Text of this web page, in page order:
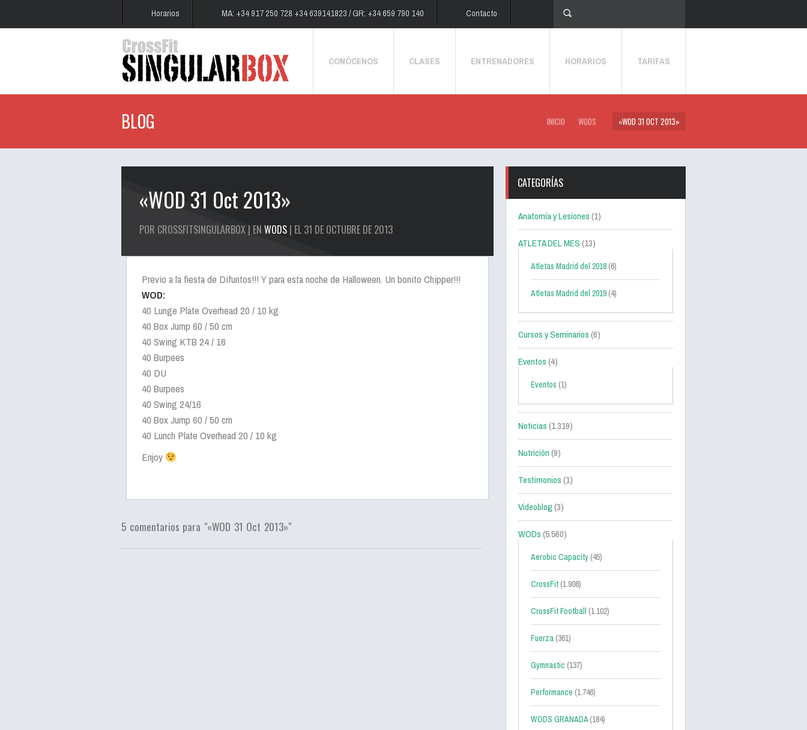
Horarios MA: +34 917 250 728 +34 639141823 / GR: +34 659 790 140 Contacto
CONÓCENOS CLASES ENTRENADORES HORARIOS TARIFAS
BLOG INICIO WODS «WOD 31 OCT 2013»
«WOD 31 Oct 2013»
POR CROSSFITSINGULARBOX | EN WODS | EL 31 DE OCTUBRE DE 2013
Previo a la fiesta de Difuntos!!! Y para esta noche de Halloween. Un bonito Chipper!!!
WOD:
40 Lunge Plate Overhead 20 / 10 kg
40 Box Jump 60 / 50 cm
40 Swing KTB 24 / 16
40 Burpees
40 DU
40 Burpees
40 Swing 24/16
40 Box Jump 60 / 50 cm
40 Lunch Plate Overhead 20 / 10 kg
Enjoy
5 comentarios para "«WOD 31 Oct 2013»"
CATEGORÍAS
Anatomía y Lesiones(1)
ATLETA DEL MES(13)
Atletas Madrid del 2018 (6)
Atletas Madrid del 2019 (4)
Cursos y Seminarios(6)
Eventos(4)
Eventos (1)
Noticias(1.319)
Nutrición(9)
Testimonios(1)
Videoblog(3)
WODs(5.560)
Aerobic Capacity (45)
CrossFit (1.908)
CrossFit Football (1.102)
Fuerza (361)
Gymnastic (137)
Performance (1.746)
WODS GRANADA(184)